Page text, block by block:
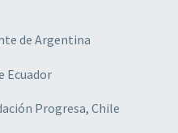
de Argentina
Ecuador
Progresa, Chile